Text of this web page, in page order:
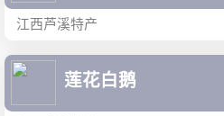
江西芦溪特产
莲花白鹅